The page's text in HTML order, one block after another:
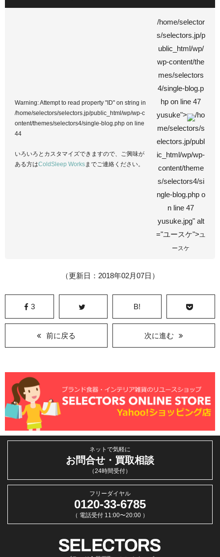
Warning: Attempt to read property "ID" on string in
/home/selectors/selectors.jp/public_html/wp/wp-c
ontent/themes/selectors4/single-blog.php on line
44
いろいろとカスタマイズできますので、ご興味が
ある方はColdSleep Worksまでご連絡ください。
/home/selector
s/selectors.jp/p
ublic_html/wp/
wp-content/the
mes/selectors
4/single-blog.p
hp on line 47
yusuke">
/ho
me/selectors/s
electors.jp/publ
ic_html/wp/wp-
content/theme
s/selectors4/si
ngle-blog.php o
n line 47
yusuke.jpg" alt
="ユースケ"> ユ
ースケ
（更新日：2018年02月07日）
3 B!
前に戻る 次に進む
ネットで気軽に
お問合せ・買取相談
（24時間受付）
フリーダイヤル
0120-33-6785
（ 電話受付 11:00〜20:00 ）